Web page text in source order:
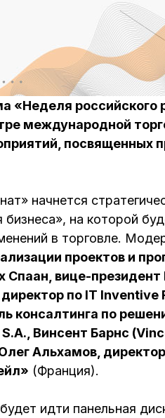
«Неделя российского
международной
посвященных
начнется
на которой
в торговле.
проектов и
Спаан, вице-президент
по IT Inventive
консалтинга по
S.A., Винсент Барнс
Альхамов,
(Франция).
идти панельная